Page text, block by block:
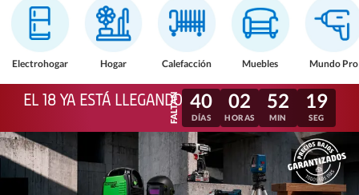
Electrohogar Hogar Calefacción Muebles Mundo Pro
EL 18 YA ESTÁ LLEGANDO 40
DÍAS
02
HORAS
52
MIN
16
SEG